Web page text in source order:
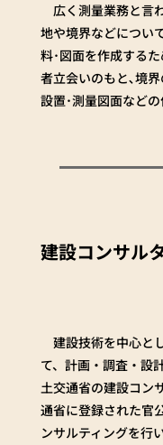
広く測量業務と言
地や境界などについ
料･図面を作成する
者立会いのもと､境
設置･測量図面などの
建設コンサル
建設技術を中心と
て、計画・調査・設
土交通省の建設コン
通省に登録された官
ンサルティングを行